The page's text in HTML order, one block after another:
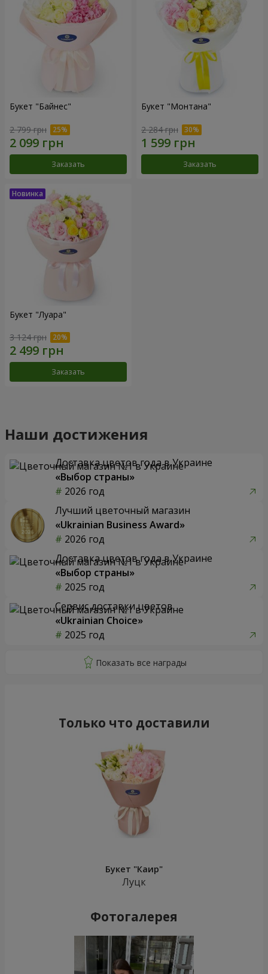
Букет "Байнес"
2 799 грн
Заказать
Букет "Монтана"
2 284 грн
Заказать
Букет "Луара"
3 124 грн
Заказать
Наши достижения
Доставка цветов года в Украине
«Выбор страны»
2026 год
Лучший цветочный магазин
«Ukrainian Business Award»
2026 год
Доставка цветов года в Украине
«Выбор страны»
2025 год
Сервис доставки цветов
«Ukrainian Choice»
2025 год
Только что доставили
Букет "Каир"
Луцк
Фотогалерея